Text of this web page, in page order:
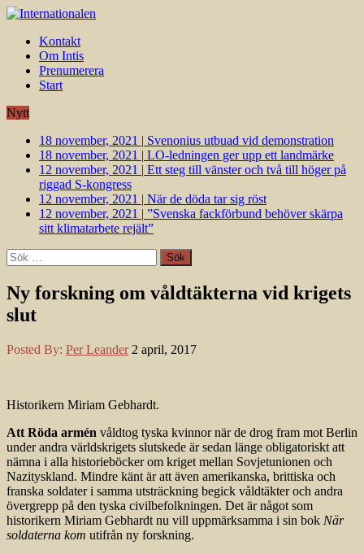
Kontakt
Om Intis
Prenumerera
Start
Nytt
18 november, 2021 | Svenonius utbuad vid demonstration
18 november, 2021 | LO-ledningen ger upp ett landmärke
12 november, 2021 | Ett steg till vänster och två till höger på
riggad S-kongress
12 november, 2021 | När de döda tar sig röst
12 november, 2021 | ”Svenska fackförbund behöver skärpa
sitt klimatarbete rejält”
Sök
efter:
Ny forskning om våldtäkterna vid krigets
slut
Posted By: Per Leander 2 april, 2017
Historikern Miriam Gebhardt.
Att Röda armén våldtog tyska kvinnor när de drog fram mot Berlin
under andra världskrigets slutskede är sedan länge obligatoriskt att
nämna i alla historieböcker om kriget mellan Sovjetunionen och
Nazityskland. Mindre känt är att även amerikanska, brittiska och
franska soldater i samma utsträckning begick våldtäkter och andra
övergrepp på den tyska civilbefolkningen. Det är något som
historikern Miriam Gebhardt nu vill uppmärksamma i sin bok När
soldaterna kom utifrån ny forskning.